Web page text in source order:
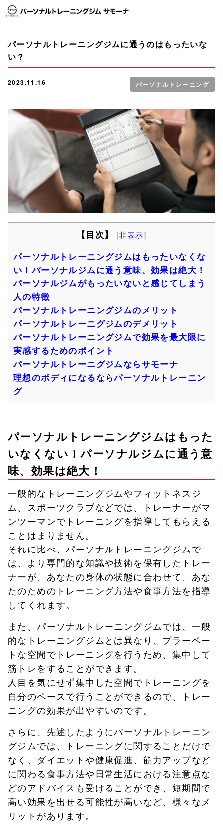
パーソナルトレーニングジムに通うのはもったいな
い？
2023.11.16 パーソナルトレーニング
【目次】 [非表示]
パーソナルトレーニングジムはもったいなくな
い！パーソナルジムに通う意味、効果は絶大！
パーソナルジムがもったいないと感じてしまう
人の特徴
パーソナルトレーニングジムのメリット
パーソナルトレーニグジムのデメリット
パーソナルトレーニングジムで効果を最大限に
実感するためのポイント
パーソナルトレーニグジムならサモーナ
理想のボディになるならパーソナルトレーニン
グ
パーソナルトレーニングジムはもった
いなくない！パーソナルジムに通う意
味、効果は絶大！
一般的なトレーニングジムやフィットネスジ
ム、スポーツクラブなどでは、トレーナーがマ
ンツーマンでトレーニングを指導してもらえる
ことはまりません。
それに比べ、パーソナルトレーニングジムで
は、より専門的な知識や技術を保有したトレー
ナーが、あなたの身体の状態に合わせて、あな
たのためのトレーニング方法や食事方法を指導
してくれます。
また、パーソナルトレーニングジムでは、一般
的なトレーニングジムとは異なり、プラーベー
トな空間でトレーニングを行うため、集中して
筋トレをすることができます。
人目を気にせず集中した空間でトレーニングを
自分のペースで行うことができるので、トレー
ニングの効果が出やすいのです。
さらに、先述したようにパーソナルトレーニン
グジムでは、トレーニングに関することだけで
なく、ダイエットや健康促進、筋力アップなど
に関わる食事方法や日常生活における注意点な
どのアドバイスも受けることができ、短期間で
高い効果を出せる可能性が高いなど、様々なメ
リットがあります。